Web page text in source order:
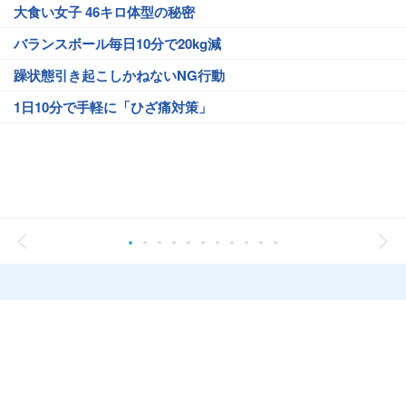
大食い女子 46キロ体型の秘密
バランスボール毎日10分で20kg減
躁状態引き起こしかねないNG行動
1日10分で手軽に「ひざ痛対策」